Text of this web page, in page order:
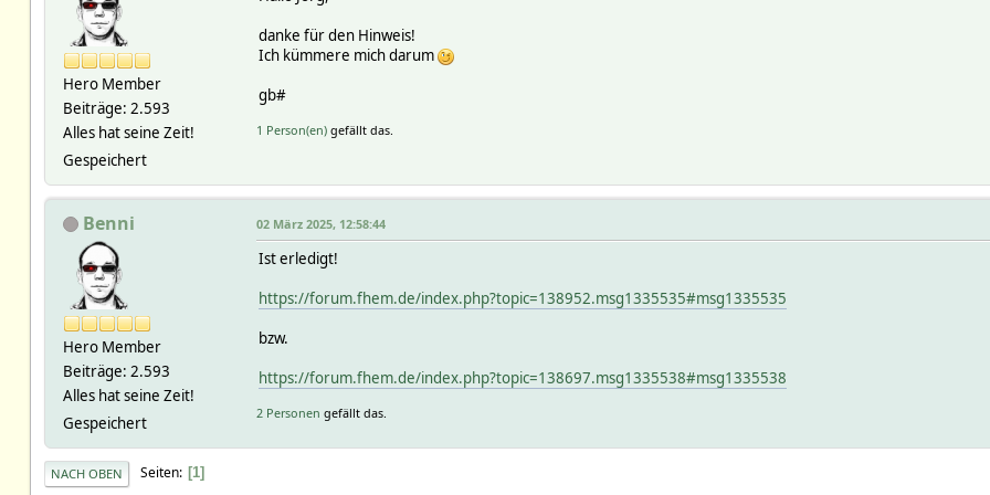
Hero Member
Beiträge: 2.593
Alles hat seine Zeit!
Gespeichert
danke für den Hinweis!
Ich kümmere mich darum
gb#
1 Person(en)gefällt das.
Benni
Hero Member
Beiträge: 2.593
Alles hat seine Zeit!
Gespeichert
02 März 2025, 12:58:44
Ist erledigt!
https://forum.fhem.de/index.php?topic=138952.msg1335535#msg1335535
bzw.
https://forum.fhem.de/index.php?topic=138697.msg1335538#msg1335538
2 Personen gefällt das.
NACH OBEN Seiten 1